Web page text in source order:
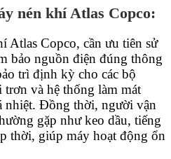
nén khí Atlas Copco:
Atlas Copco, cần ưu tiên sử
bảo nguồn điện đúng thông
trì định kỳ cho các bộ
và hệ thống làm mát
nhiệt. Đồng thời, người vận
gặp như keo dầu, tiếng
thời, giúp máy hoạt động ổn